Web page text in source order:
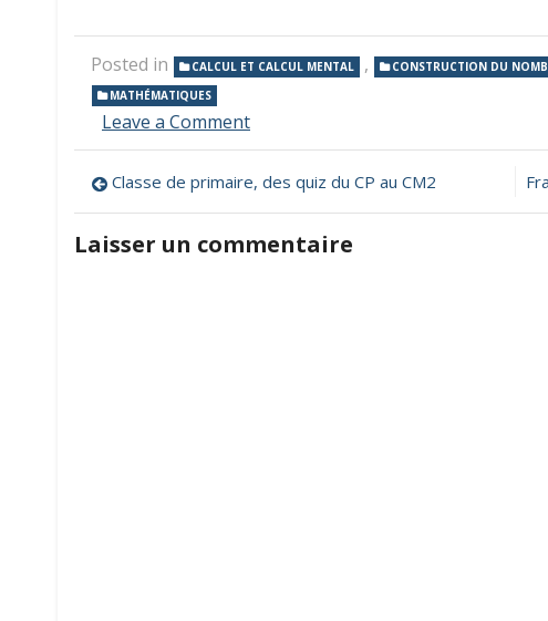
Posted in CALCUL ET CALCUL MENTAL , CONSTRUCTION DU
MATHÉMATIQUES
Leave a Commenton
jeu
pour
travailler
les
Navigation
de
l’article
Classe de primaire, des quiz du CP au CM2
Laisser un commentaire